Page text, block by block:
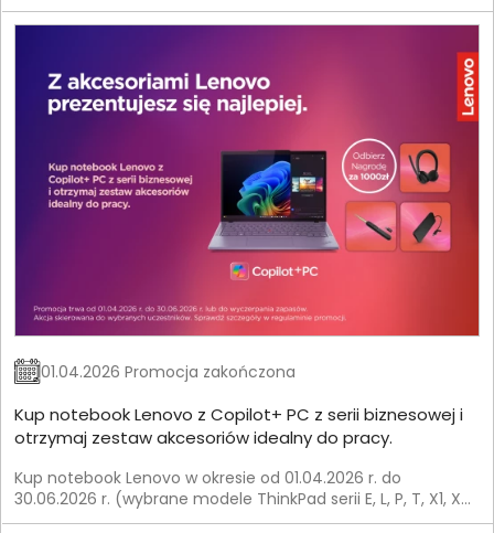
01.04.2026 Promocja zakończona
Kup notebook Lenovo z Copilot+ PC z serii biznesowej i
otrzymaj zestaw akcesoriów idealny do pracy.
Kup notebook Lenovo w okresie od 01.04.2026 r. do
30.06.2026 r. (wybrane modele ThinkPad serii E, L, P, T, X1, X9)
i otrzymaj zestaw akcesoriów od Lenovo